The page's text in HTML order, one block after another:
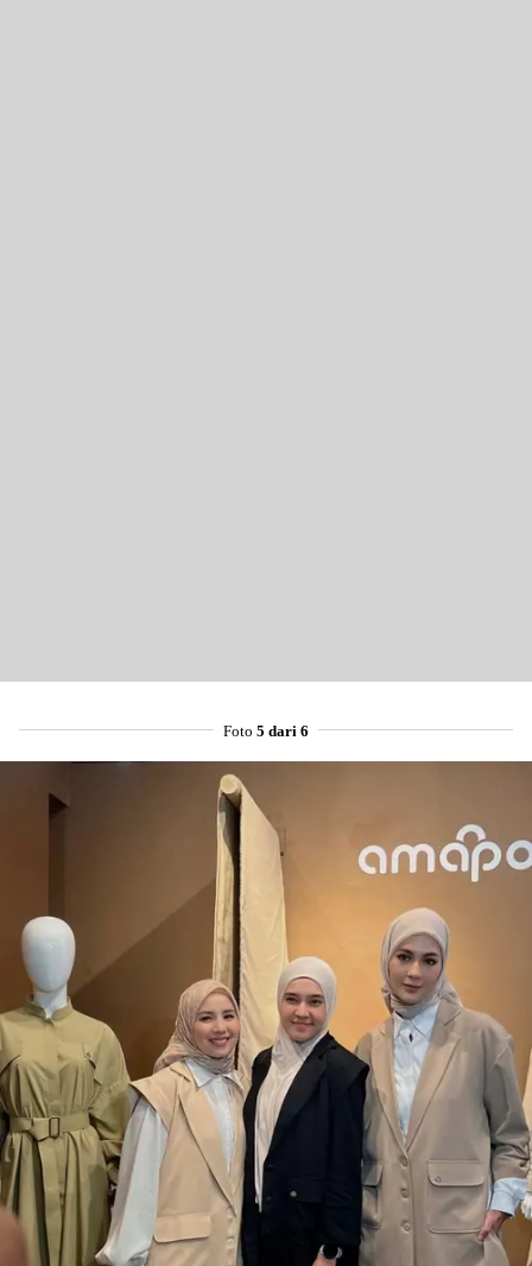
Foto 5 dari 6
Pinterest